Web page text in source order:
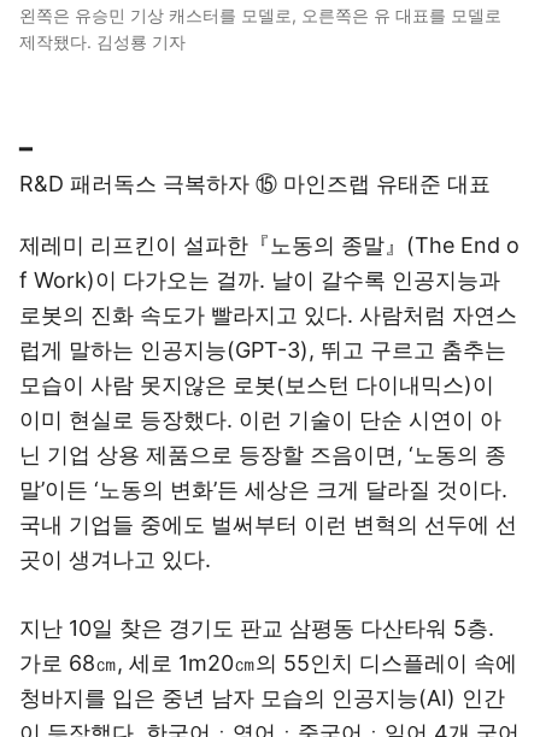
왼쪽은 유승민 기상 캐스터를 모델로, 오른쪽은 유 대표를 모델로
제작됐다. 김성룡 기자
━
R&D 패러독스 극복하자 ⑮ 마인즈랩 유태준 대표
제레미 리프킨이 설파한『노동의 종말』(The End o
f Work)이 다가오는 걸까. 날이 갈수록 인공지능과
로봇의 진화 속도가 빨라지고 있다. 사람처럼 자연스
럽게 말하는 인공지능(GPT-3), 뛰고 구르고 춤추는
모습이 사람 못지않은 로봇(보스턴 다이내믹스)이
이미 현실로 등장했다. 이런 기술이 단순 시연이 아
닌 기업 상용 제품으로 등장할 즈음이면, ‘노동의 종
말’이든 ‘노동의 변화’든 세상은 크게 달라질 것이다.
국내 기업들 중에도 벌써부터 이런 변혁의 선두에 선
곳이 생겨나고 있다.
지난 10일 찾은 경기도 판교 삼평동 다산타워 5층.
가로 68㎝, 세로 1m20㎝의 55인치 디스플레이 속에
청바지를 입은 중년 남자 모습의 인공지능(AI) 인간